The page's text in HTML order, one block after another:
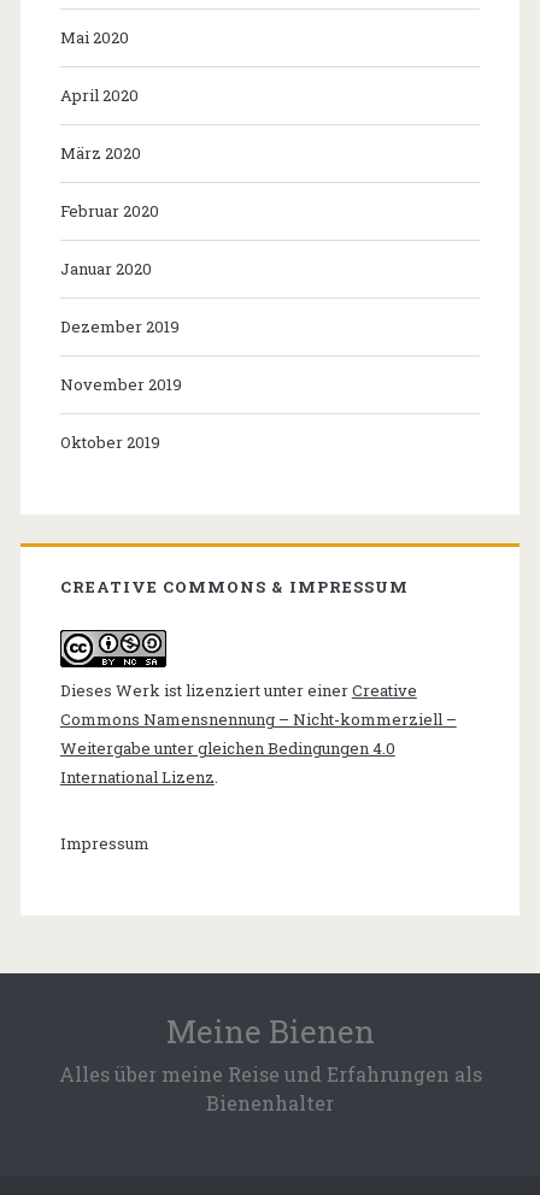
Mai 2020
April 2020
März 2020
Februar 2020
Januar 2020
Dezember 2019
November 2019
Oktober 2019
CREATIVE COMMONS & IMPRESSUM
Dieses Werk ist lizenziert unter einerCreative
Commons Namensnennung – Nicht-kommerziell –
Weitergabe unter gleichen Bedingungen 4.0
International Lizenz.
Impressum
Meine Bienen
Alles über meine Reise und Erfahrungen als
Bienenhalter